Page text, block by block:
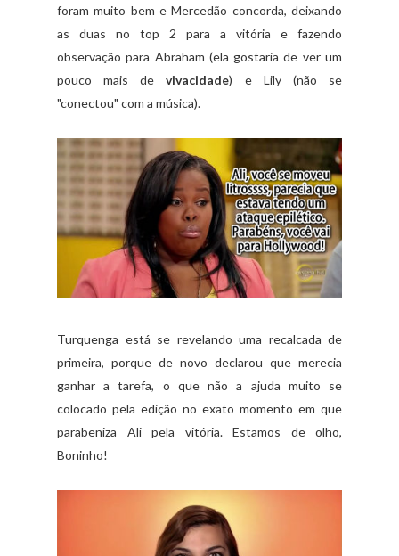
foram muito bem e Mercedão concorda, deixando
as duas no top 2 para a vitória e fazendo
observação para Abraham (ela gostaria de ver um
pouco mais devivacidade) e Lily (não se
"conectou" com a música).
Turquenga está se revelando uma recalcada de
primeira, porque de novo declarou que merecia
ganhar a tarefa, o que não a ajuda muito se
colocado pela edição no exato momento em que
parabeniza Ali pela vitória. Estamos de olho,
Boninho!